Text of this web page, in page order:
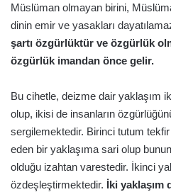
Müslüman olmayan birini,
dinin emir ve yasakları
şartı özgürlüktür ve özgürlük
özgürlük imandan önce gelir.
Bu cihetle, deizme dair yaklaşım
olup, ikisi de insanların
sergilemektedir. Birinci tutum
eden bir yaklaşıma sari olup
olduğu izahtan varestedir. İkinci
özdeşleştirmektedir. İki yaklaşım